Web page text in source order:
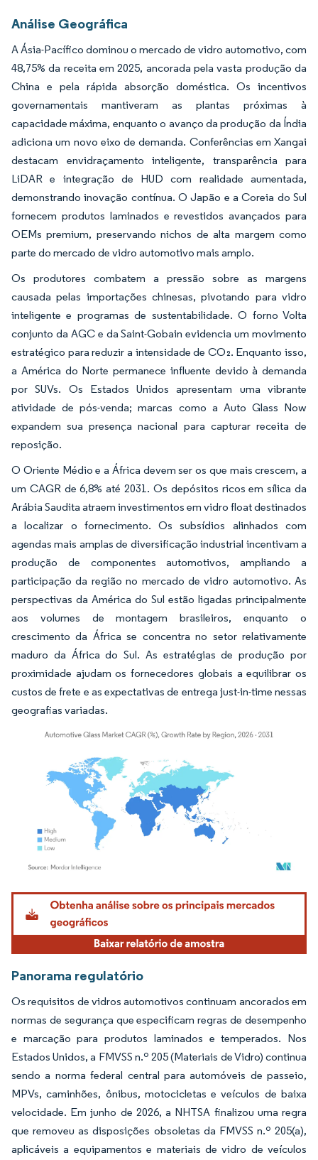
Análise Geográfica
A Ásia-Pacífico dominou o mercado de vidro automotivo, com
48,75% da receita em 2025, ancorada pela vasta produção da
China e pela rápida absorção doméstica. Os incentivos
governamentais mantiveram as plantas próximas à
capacidade máxima, enquanto o avanço da produção da Índia
adiciona um novo eixo de demanda. Conferências em Xangai
destacam envidraçamento inteligente, transparência para
LiDAR e integração de HUD com realidade aumentada,
demonstrando inovação contínua. O Japão e a Coreia do Sul
fornecem produtos laminados e revestidos avançados para
OEMs premium, preservando nichos de alta margem como
parte do mercado de vidro automotivo mais amplo.
Os produtores combatem a pressão sobre as margens
causada pelas importações chinesas, pivotando para vidro
inteligente e programas de sustentabilidade. O forno Volta
conjunto da AGC e da Saint-Gobain evidencia um movimento
estratégico para reduzir a intensidade de CO₂. Enquanto isso,
a América do Norte permanece influente devido à demanda
por SUVs. Os Estados Unidos apresentam uma vibrante
atividade de pós-venda; marcas como a Auto Glass Now
expandem sua presença nacional para capturar receita de
reposição.
O Oriente Médio e a África devem ser os que mais crescem, a
um CAGR de 6,8% até 2031. Os depósitos ricos em sílica da
Arábia Saudita atraem investimentos em vidro float destinados
a localizar o fornecimento. Os subsídios alinhados com
agendas mais amplas de diversificação industrial incentivam a
produção de componentes automotivos, ampliando a
participação da região no mercado de vidro automotivo. As
perspectivas da América do Sul estão ligadas principalmente
aos volumes de montagem brasileiros, enquanto o
crescimento da África se concentra no setor relativamente
maduro da África do Sul. As estratégias de produção por
proximidade ajudam os fornecedores globais a equilibrar os
custos de frete e as expectativas de entrega just-in-time nessas
geografias variadas.
Imagem © Mordor Intelligence. O reuso requer atribuição conforme CC BY 4.0.
Panorama regulatório
Os requisitos de vidros automotivos continuam ancorados em
normas de segurança que especificam regras de desempenho
e marcação para produtos laminados e temperados. Nos
Estados Unidos, a FMVSS n.º 205 (Materiais de Vidro) continua
sendo a norma federal central para automóveis de passeio,
MPVs, caminhões, ônibus, motocicletas e veículos de baixa
velocidade. Em junho de 2026, a NHTSA finalizou uma regra
que removeu as disposições obsoletas da FMVSS n.º 205(a),
aplicáveis a equipamentos e materiais de vidro de veículos